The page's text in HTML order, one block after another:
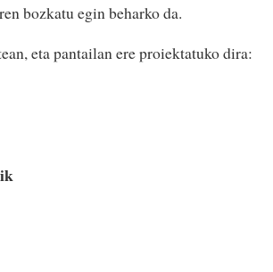
bozkatu egin beharko da.
eta pantailan ere proiektatuko dira: